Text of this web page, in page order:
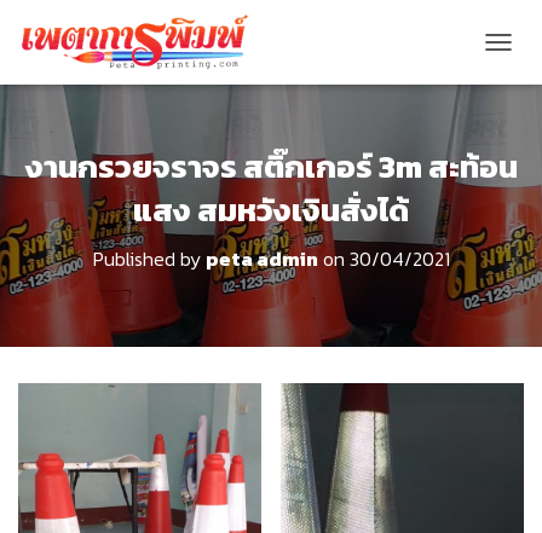
O
E
V
I
G
A
O
งานกรวยจราจร สติ๊กเกอร์ 3m สะท้อน
แสง สมหวังเงินสั่งได้
Published by peta adminon 30/04/2021